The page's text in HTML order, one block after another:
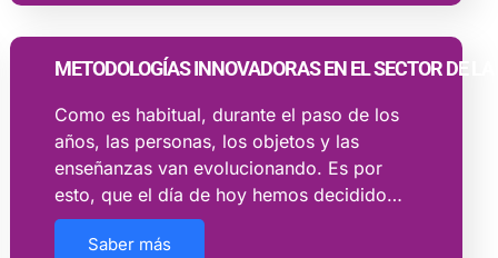
METODOLOGÍAS INNOVADORAS EN EL SECTOR DE
Como es habitual, durante el paso de los
años, las personas, los objetos y las
enseñanzas van evolucionando. Es por
esto, que el día de hoy hemos decidido…
Saber más